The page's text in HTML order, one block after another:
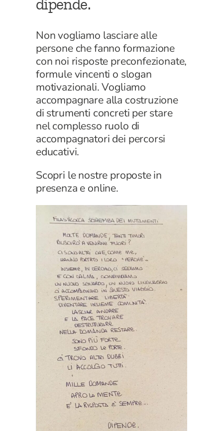
dipende.
Non vogliamo lasciare alle
persone che fanno formazione
con noi risposte preconfezionate,
formule vincenti o slogan
motivazionali. Vogliamo
accompagnare alla costruzione
di strumenti concreti per stare
nel complesso ruolo di
accompagnatori dei percorsi
educativi.
Scopri le nostre proposte in
presenza e online.